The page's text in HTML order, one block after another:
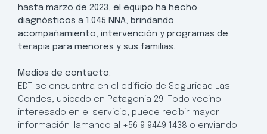
hasta marzo de 2023, el equipo ha hecho
diagnósticos a 1.045 NNA, brindando
acompañamiento, intervención y programas de
terapia para menores y sus familias.
Medios de contacto:
EDT se encuentra en el edificio de Seguridad Las
Condes, ubicado en Patagonia 29. Todo vecino
interesado en el servicio, puede recibir mayor
información llamando al +56 9 9449 1438 o enviando